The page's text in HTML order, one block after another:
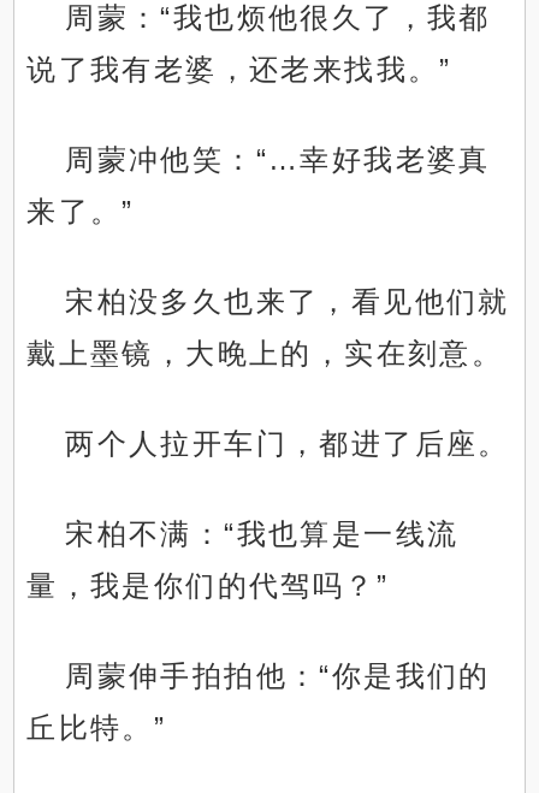
周蒙：“我也烦他很久了，我都
说了我有老婆，还老来找我。”
周蒙冲他笑：“…幸好我老婆真
来了。”
宋柏没多久也来了，看见他们就
戴上墨镜，大晚上的，实在刻意。
两个人拉开车门，都进了后座。
宋柏不满：“我也算是一线流
量，我是你们的代驾吗？”
周蒙伸手拍拍他：“你是我们的
丘比特。”